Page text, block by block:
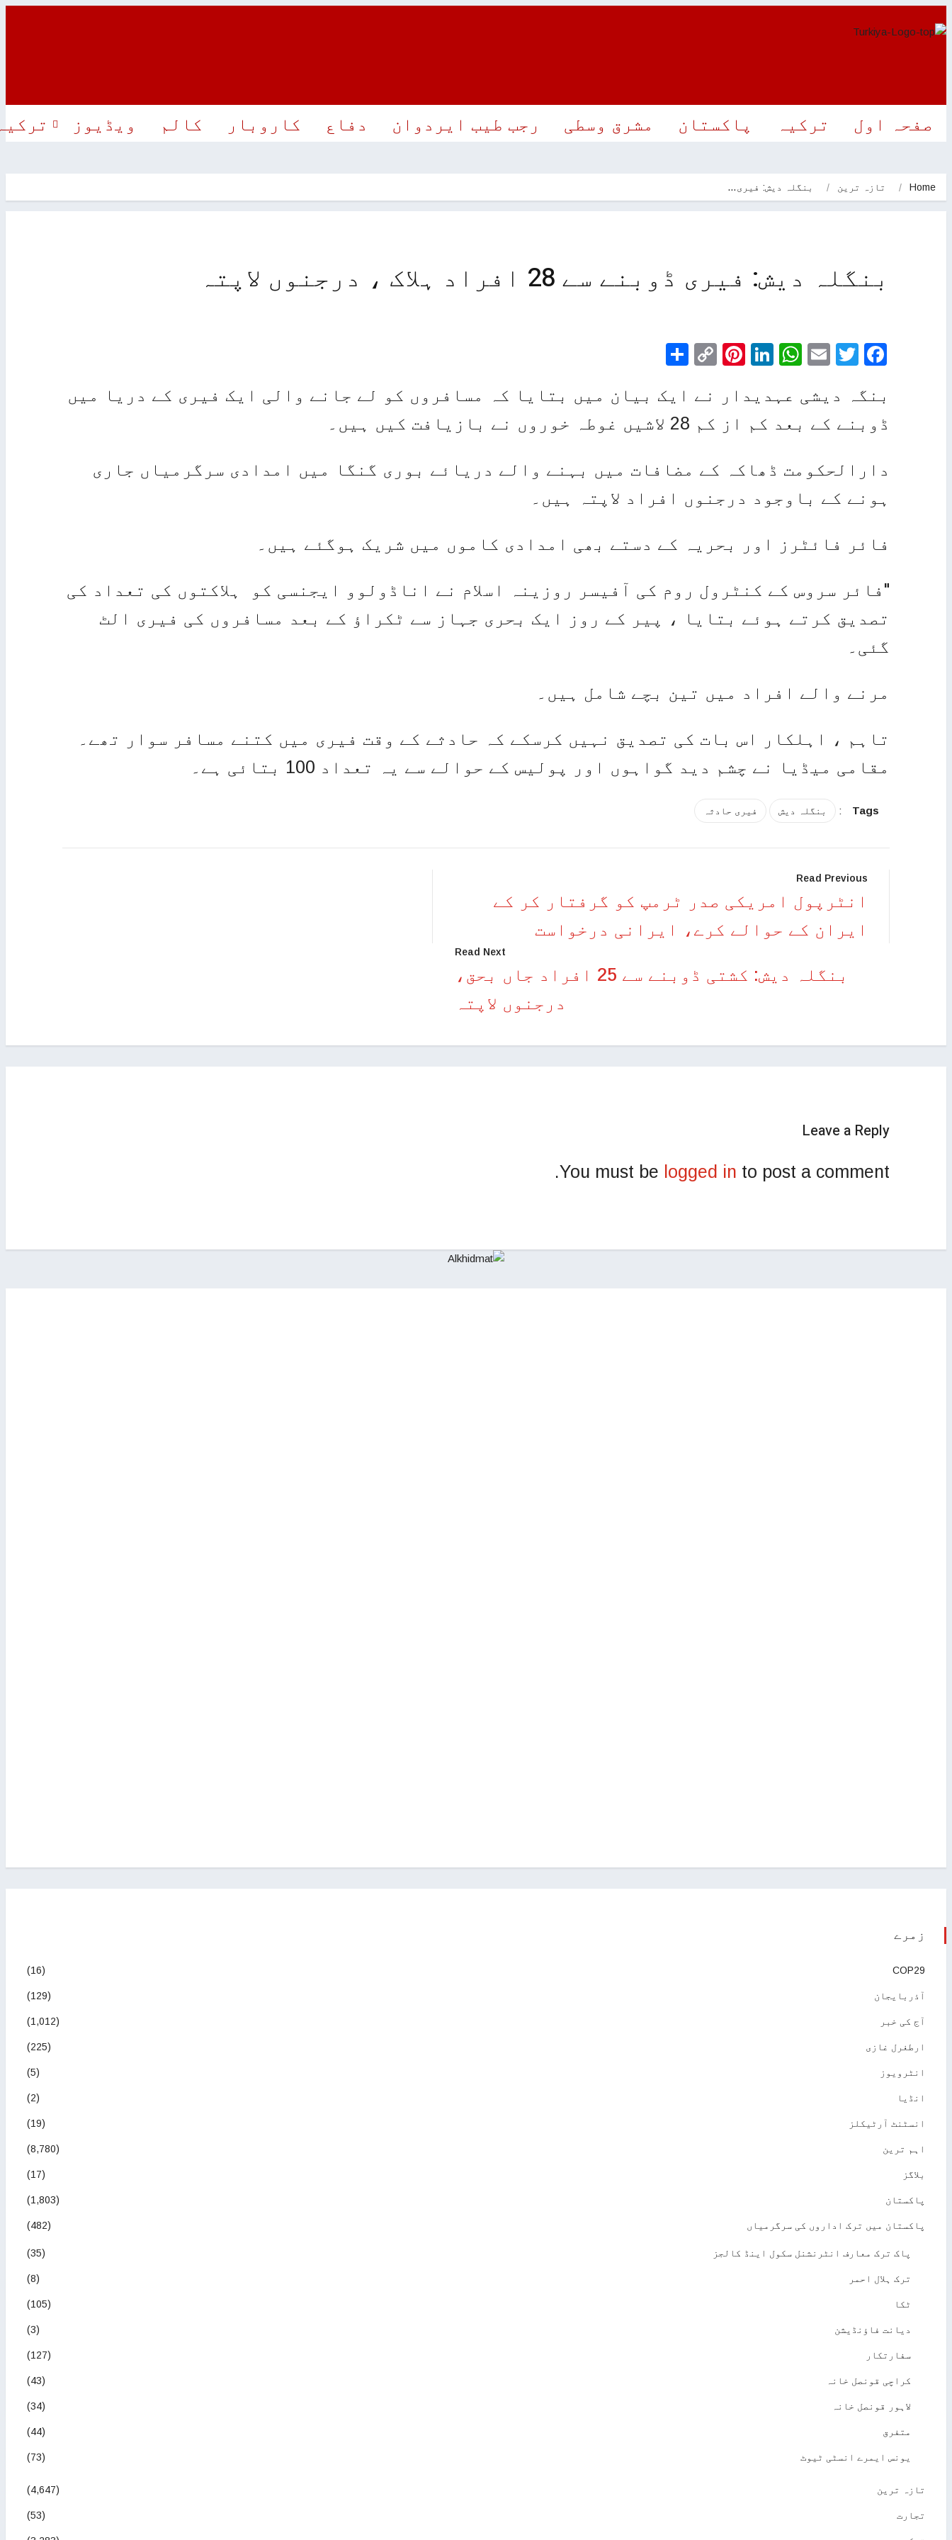
صفحہ اول ترکیہ پاکستان مشرق وسطی رجب طیب ایردوان دفاع کاروبار کالم ویڈیوز
Home تازہ ترین بنگلہ دیش: فیری…
بنگلہ دیش: فیری ڈوبنے سے 28 افراد ہلاک ، درجنوں لاپتہ
Facebook
Twitter
Email
WhatsApp
LinkedIn
Pinterest
Copy
بنگہ دیشی عہدیدار نے ایک بیان میں بتایا کہ مسافروں کو لے جانے والی ایک فیری کے دریا میں
ڈوبنے کے بعد کم از کم 28 لاشیں غوطہ خوروں نے بازیافت کیں ہیں۔
دارالحکومت ڈھاکہ کے مضافات میں بہنے والے دریائے بوری گنگا میں امدادی سرگرمیاں جاری
ہونے کے باوجود درجنوں افراد لاپتہ ہیں۔
فائر فائٹرز اور بحریہ کے دستے بھی امدادی کاموں میں شریک ہوگئے ہیں۔
"فائر سروس کے کنٹرول روم کی آفیسر روزینہ اسلام نے اناڈولوو ایجنسی کو ہلاکتوں کی تعداد کی
تصدیق کرتے ہوئے بتایا ، پیر کے روز ایک بحری جہاز سے ٹکراؤ کے بعد مسافروں کی فیری الٹ
گئی۔
مرنے والے افراد میں تین بچے شامل ہیں۔
تاہم ، اہلکار اس بات کی تصدیق نہیں کرسکے کہ حادثے کے وقت فیری میں کتنے مسافر سوار تھے۔
مقامی میڈیا نے چشم دید گواہوں اور پولیس کے حوالے سے یہ تعداد 100 بتائی ہے۔
Tags
: بنگلہ دیش فیری حادثہ
Read Previous
انٹرپول امریکی صدر ٹرمپ کو گرفتار کر کے
ایران کے حوالے کرے، ایرانی درخواست
Read Next
بنگلہ دیش: کشتی ڈوبنے سے 25 افراد جاں بحق،
درجنوں لاپتہ
Leave a Reply
You must be logged in to post a comment.
زمرے
COP29
(16)
آذربایجان (129)
آج کی خبر (1,012)
ارطغرل غازی (225)
انٹرویوز (5)
انڈیا (2)
انسٹنٹ آرٹیکلز (19)
اہم ترین (8,780)
بلاگز (17)
پاکستان (1,803)
پاکستان میں ترک اداروں کی سرگرمیاں (482)
پاک ترک معارف انٹرنشنل سکول اینڈ کالجز (35)
ترک ہلال احمر (8)
ٹکا (105)
دیانت فاؤنڈیشن (3)
سفارتکار (127)
کراچی قونصل خانہ (43)
لاہور قونصل خانہ (34)
متفرق (44)
یونس ایمرے انسٹی ٹیوٹ (73)
تازہ ترین (4,647)
تجارت (53)